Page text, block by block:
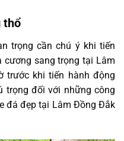
thổ
trọng cần chú ý khi tiến
sang trọng tại Lâm
trước khi tiến hành động
trọng đối với những công
đá đẹp tại Lâm Đồng Đắk